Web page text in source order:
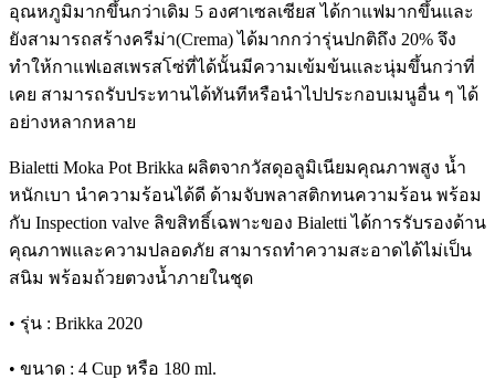
อุณหภูมิมากขึ้นกว่าเดิม 5 องศาเซลเซียส ได้กาแฟมากขึ้นและ
ยังสามารถสร้างครีม่า(Crema) ได้มากกว่ารุ่นปกติถึง 20% จึง
ทำให้กาแฟเอสเพรสโซ่ที่ได้นั้นมีความเข้มข้นและนุ่มขึ้นกว่าที่
เคย สามารถรับประทานได้ทันทีหรือนำไปประกอบเมนูอื่น ๆ ได้
อย่างหลากหลาย
Bialetti Moka Pot Brikka ผลิตจากวัสดุอลูมิเนียมคุณภาพสูง น้ำ
หนักเบา นำความร้อนได้ดี ด้ามจับพลาสติกทนความร้อน พร้อม
กับ Inspection valve ลิขสิทธิ์เฉพาะของ Bialetti ได้การรับรองด้าน
คุณภาพและความปลอดภัย สามารถทำความสะอาดได้ไม่เป็น
สนิม พร้อมถ้วยตวงน้ำภายในชุด
• รุ่น : Brikka 2020
• ขนาด : 4 Cup หรือ 180 ml.